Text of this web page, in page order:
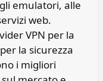
emulatori, alle
web.
VPN per la
la sicurezza
i migliori